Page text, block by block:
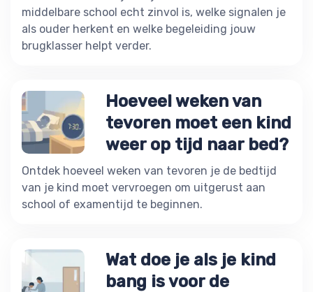
middelbare school echt zinvol is, welke signalen je
als ouder herkent en welke begeleiding jouw
brugklasser helpt verder.
Hoeveel weken van
tevoren moet een kind
weer op tijd naar bed?
Ontdek hoeveel weken van tevoren je de bedtijd
van je kind moet vervroegen om uitgerust aan
school of examentijd te beginnen.
Wat doe je als je kind
bang is voor de